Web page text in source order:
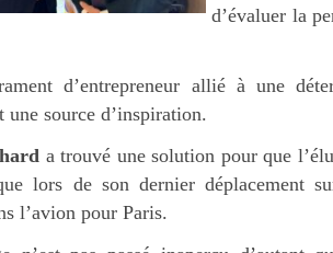
d’évaluer la
d’entrepreneur allié à une
une source d’inspiration.
a trouvé une solution pour que
lors de son dernier déplacement
l’avion pour Paris.